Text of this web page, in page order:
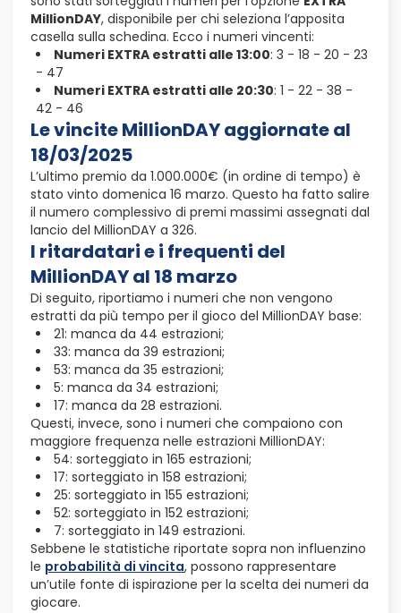
MillionDAY, disponibile per chi seleziona l’apposita
casella sulla schedina. Ecco i numeri vincenti:
Numeri EXTRA estratti alle 13:00: 3 - 18 - 20 - 23
- 47
Numeri EXTRA estratti alle 20:30: 1 - 22 - 38 -
42 - 46
Le vincite MillionDAY aggiornate al
18/03/2025
L’ultimo premio da 1.000.000€ (in ordine di tempo) è
stato vinto domenica 16 marzo. Questo ha fatto salire
il numero complessivo di premi massimi assegnati dal
lancio del MillionDAY a 326.
I ritardatari e i frequenti del
MillionDAY al 18 marzo
Di seguito, riportiamo i numeri che non vengono
estratti da più tempo per il gioco del MillionDAY base:
21: manca da 44 estrazioni;
33: manca da 39 estrazioni;
53: manca da 35 estrazioni;
5: manca da 34 estrazioni;
17: manca da 28 estrazioni.
Questi, invece, sono i numeri che compaiono con
maggiore frequenza nelle estrazioni MillionDAY:
54: sorteggiato in 165 estrazioni;
17: sorteggiato in 158 estrazioni;
25: sorteggiato in 155 estrazioni;
52: sorteggiato in 152 estrazioni;
7: sorteggiato in 149 estrazioni.
Sebbene le statistiche riportate sopra non influenzino
le probabilità di vincita, possono rappresentare
un’utile fonte di ispirazione per la scelta dei numeri da
giocare.